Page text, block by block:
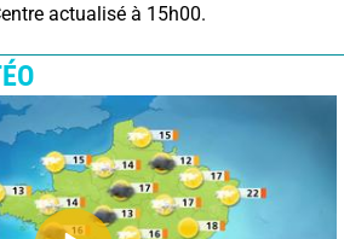
actualisé à 15h00.